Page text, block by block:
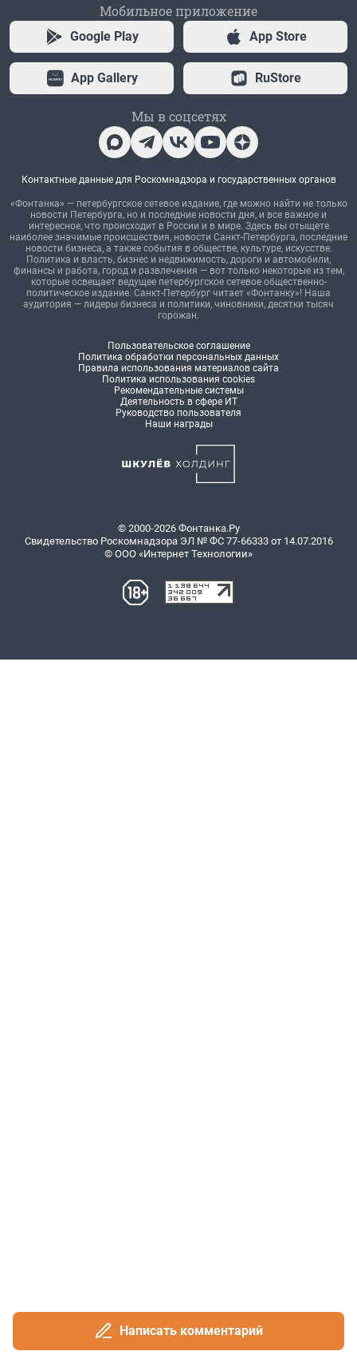
Написать комментарий